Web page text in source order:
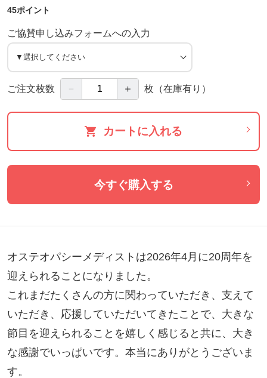
45ポイント
ご協賛申し込みフォームへの入力
ご注文枚数 － ＋ 枚 （在庫有り）
カートに入れる
今すぐ購入する
オステオパシーメディストは2026年4月に20周年を
迎えられることになりました。
これまだたくさんの方に関わっていただき、支えて
いただき、応援していただいてきたことで、大きな
節目を迎えられることを嬉しく感じると共に、大き
な感謝でいっぱいです。本当にありがとうございま
す。